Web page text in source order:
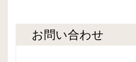
お問い合わせ